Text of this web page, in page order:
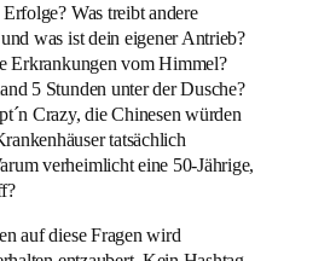
Was treibt andere
was ist dein eigener Antrieb?
Erkrankungen vom Himmel?
5 Stunden unter der Dusche?
Crazy, die Chinesen würden
tatsächlich
verheimlicht eine 50-Jährige,
auf diese Fragen wird